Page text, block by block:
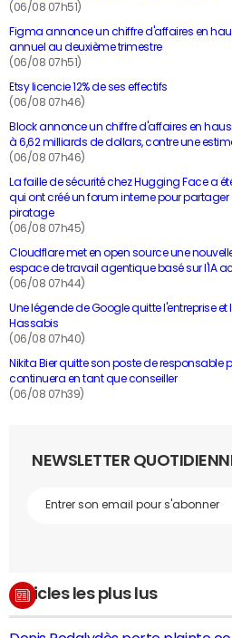
(06/08 07h51)
Figma annonce un chiffre d'affaires en
annuel au deuxième trimestre
(06/08 07h51)
Etsy licencie 12% de ses effectifs
(06/08 07h46)
Block annonce un chiffre d'affaires en
à 6,62 milliards de dollars, contre une
(06/08 07h46)
La faille de sécurité chez Hugging Face a
qui ont créé un forum interne pour partager
piratage
(06/08 07h45)
Cloudflare met en open source une
espace de travail agentique basé sur l'IA
(06/08 07h44)
Une légende de Google quitte l'entreprise
Hassabis
(06/08 07h40)
Nikita Bier quitte son poste de responsable
continuera en tant que conseiller
(06/08 07h39)
NEWSLETTER
Articles les plus lus